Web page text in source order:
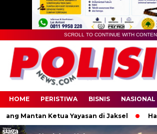
SCROLL TO CONTINUE WITH
HOME PERISTIWA BISNIS NASIONAL
Ketua Yayasan di Jaksel Hafidz